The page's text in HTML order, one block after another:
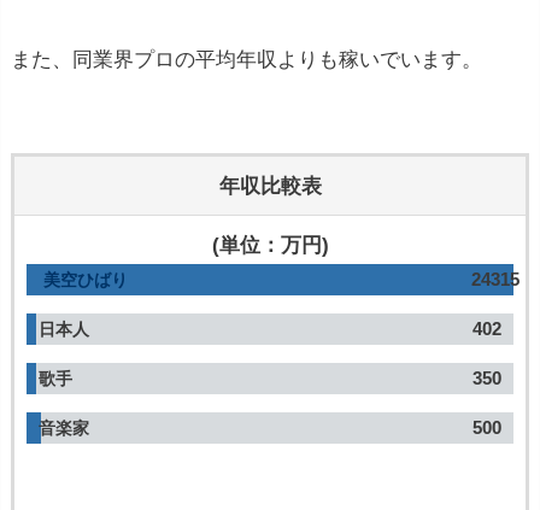
また、同業界プロの平均年収よりも稼いでいます。
年収比較表
(単位：万円)
美空ひばり 24315
日本人 402
歌手 350
音楽家 500